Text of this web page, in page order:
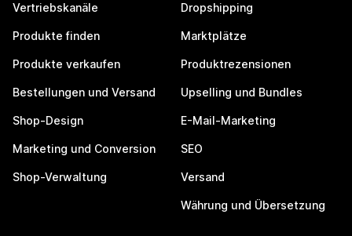
Vertriebskanäle
Produkte finden
Produkte verkaufen
Bestellungen und Versand
Shop-Design
Marketing und Conversion
Shop-Verwaltung
Dropshipping
Marktplätze
Produktrezensionen
Upselling und Bundles
E-Mail-Marketing
SEO
Versand
Währung und Übersetzung